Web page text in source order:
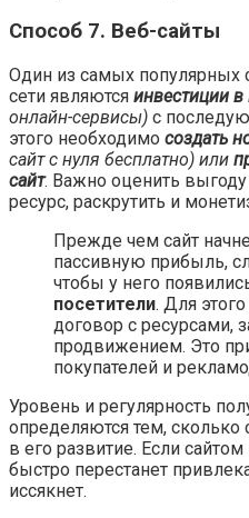
Способ 7. Веб-сайты
Один из самых популярных
сети являются инвестиции в
онлайн-сервисы) с
этого необходимо создать
сайт с нуля бесплатно) или
сайт. Важно оценить
ресурс, раскрутить и
Прежде чем сайт
пассивную прибыль,
чтобы у него
посетители. Для
договор с ресурсами,
продвижением. Это
покупателей и
Уровень и регулярность
определяются тем, сколько
в его развитие. Если
быстро перестанет
иссякнет.